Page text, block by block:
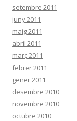
setembre 2011
juny 2011
maig 2011
abril 2011
març 2011
febrer 2011
gener 2011
desembre 2010
novembre 2010
octubre 2010